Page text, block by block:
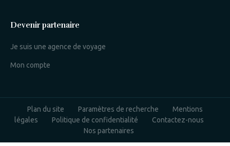
Devenir partenaire
Je suis une agence de voyage
Mon compte
Plan du site Paramètres de recherche
Mentions
légales
Politique de confidentialité
Contactez-nous
Nos partenaires